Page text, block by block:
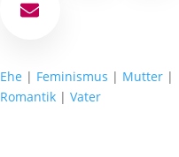
E-Mail
Ehe | Feminismus | Mutter|
Romantik| Vater